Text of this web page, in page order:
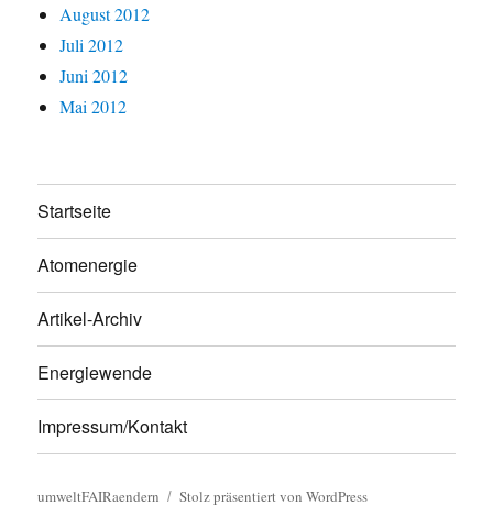
August 2012
Juli 2012
Juni 2012
Mai 2012
Startseite
Atomenergie
Artikel-Archiv
Energiewende
Impressum/Kontakt
umweltFAIRaendern Stolz präsentiert von WordPress